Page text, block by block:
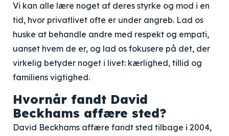
Vi kan alle lære noget af deres styrke og mod i en
tid, hvor privatlivet ofte er under angreb. Lad os
huske at behandle andre med respekt og empati,
uanset hvem de er, og lad os fokusere på det, der
virkelig betyder noget i livet: kærlighed, tillid og
familiens vigtighed.
Hvornår fandt David
Beckhams affære sted?
David Beckhams affære fandt sted tilbage i 2004,